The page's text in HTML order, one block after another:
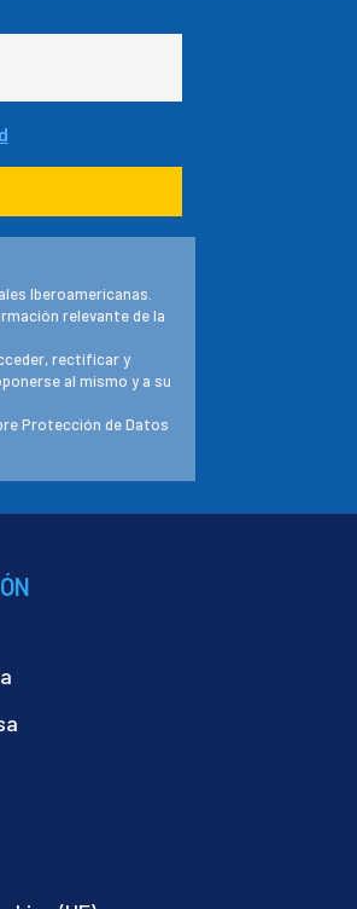
Iberoamericanas.
relevante de la
rectificar y
al mismo y a su
Protección de Datos